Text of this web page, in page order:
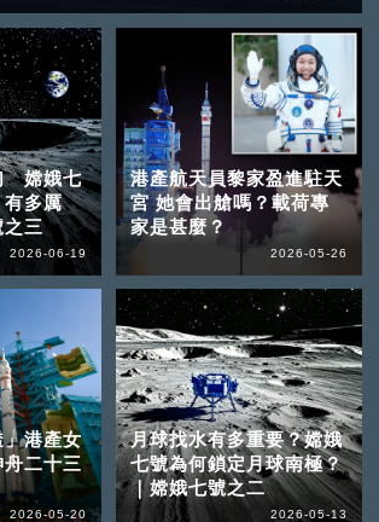
嫦娥七
多厲
之三
2026-06-19
港產航天員黎家盈進駐天
宮 她會出艙嗎？載荷專
家是甚麼？
2026-05-26
港產女
二十三
2026-05-20
月球找水有多重要？嫦娥
七號為何鎖定月球南極？
｜嫦娥七號之二
2026-05-13